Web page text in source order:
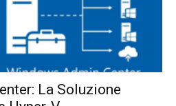
La Soluzione